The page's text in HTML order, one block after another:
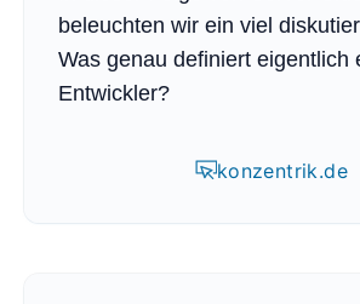
beleuchten wir ein viel
Was genau definiert eigentlich
Entwickler?
konzentrik.de